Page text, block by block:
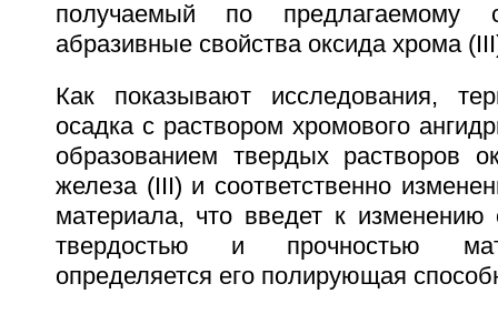
получаемый по предлагаемому
абразивные свойства оксида хрома
Как показывают исследования,
осадка с раствором хромового
образованием твердых растворов
железа (III) и соответственно
материала, что введет к
твердостью и прочностью
определяется его полирующая